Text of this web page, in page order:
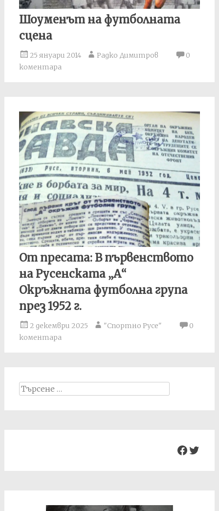
Шоуменът на футболната
сцена
25 януари 2014 Радко Димитров
0
коментара
От пресата: В първенството
на Русенската „А“
Окръжната футболна група
през 1952 г.
2 декември 2025 "Спортно Русе"
0
коментара
Search